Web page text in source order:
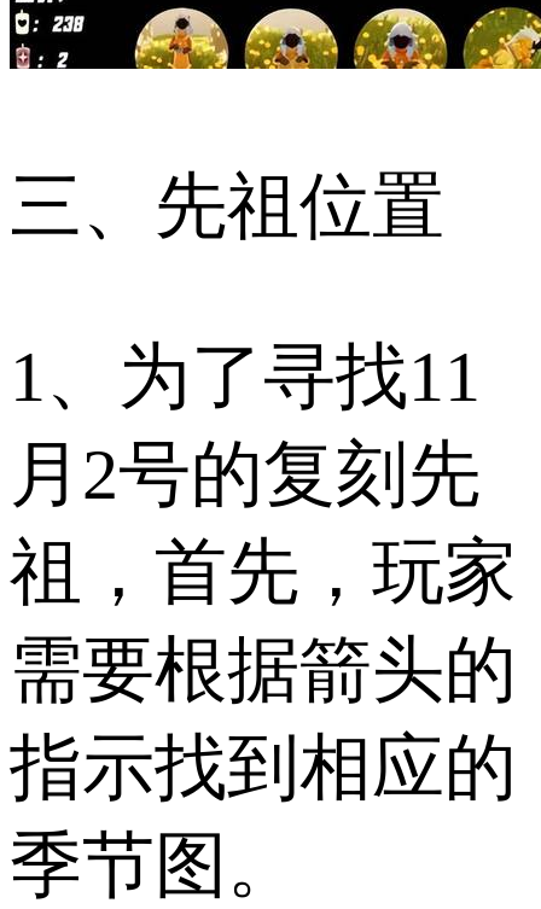
三、先祖位置
1、为了寻找11
月2号的复刻先
祖，首先，玩家
需要根据箭头的
指示找到相应的
季节图。